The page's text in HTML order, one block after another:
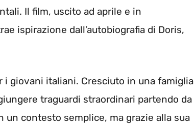
Il film, uscito ad aprile e in
ispirazione dall’autobiografia di Doris,
i giovani italiani. Cresciuto in una famiglia
traguardi straordinari partendo da
un contesto semplice, ma grazie alla sua